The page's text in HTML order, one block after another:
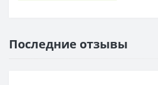
Последние отзывы